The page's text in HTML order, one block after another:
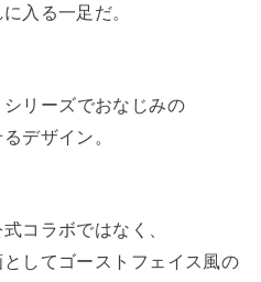
入る一足だ。
シリーズでおなじみの
デザイン。
コラボではなく、
してゴーストフェイス風の